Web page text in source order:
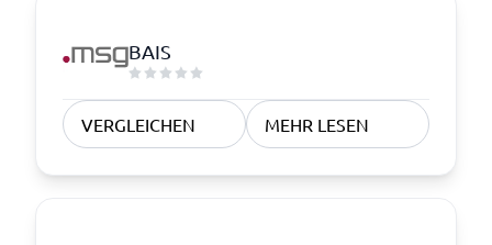
BAIS
VERGLEICHEN MEHR LESEN